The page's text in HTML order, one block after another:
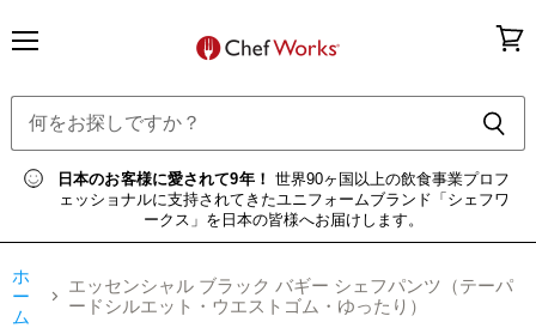
ュ
日本のお客様に愛されて9年！ 世界90ヶ国以上の飲食事業プロフ
ェッショナルに支持されてきたユニフォームブランド「シェフワ
ークス」を日本の皆様へお届けします。
ト
を
見
る
ホ
ー
ム
エッセンシャル ブラック バギー シェフパンツ（テーパ
ードシルエット・ウエストゴム・ゆったり）